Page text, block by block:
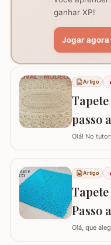
ganhar XP!
Jogar agora
Artigo
passo
Olá! No
RUSSO.
redonda
AQUI. Este
vários
Artigo
Passo
Olá, que